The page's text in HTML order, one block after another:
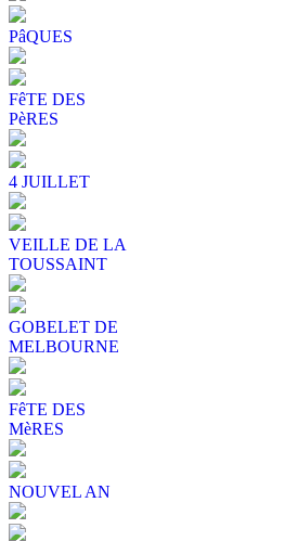
PâQUES
FêTE DES
PèRES
4 JUILLET
VEILLE DE LA
TOUSSAINT
GOBELET DE
MELBOURNE
FêTE DES
MèRES
NOUVEL AN